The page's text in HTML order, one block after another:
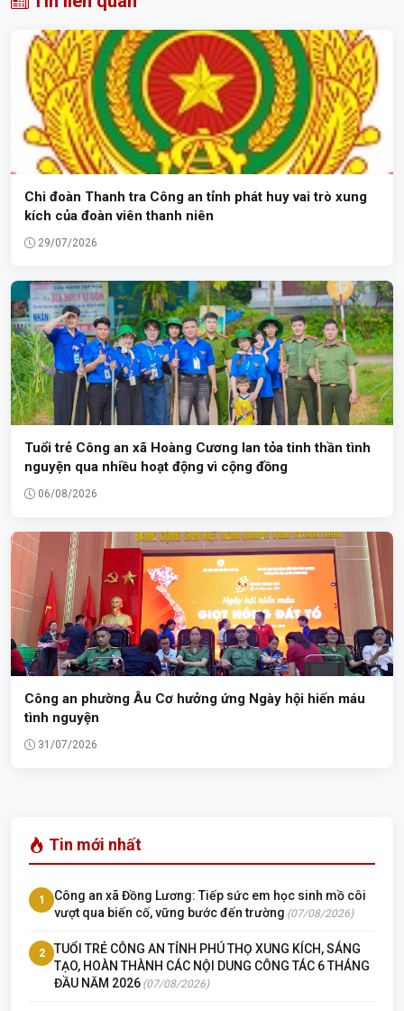
Chi đoàn Thanh tra Công an tỉnh phát huy vai trò xung
kích của đoàn viên thanh niên
29/07/2026
Tuổi trẻ Công an xã Hoàng Cương lan tỏa tinh thần tình
nguyện qua nhiều hoạt động vì cộng đồng
06/08/2026
Công an phường Âu Cơ hưởng ứng Ngày hội hiến máu
tình nguyện
31/07/2026
Tin mới nhất
1
Công an xã Đồng Lương: Tiếp sức em học sinh mồ côi
vượt qua biến cố, vững bước đến trường (07/08/2026)
2
TUỔI TRẺ CÔNG AN TỈNH PHÚ THỌ XUNG KÍCH, SÁNG
TẠO, HOÀN THÀNH CÁC NỘI DUNG CÔNG TÁC 6 THÁNG
ĐẦU NĂM 2026 (07/08/2026)